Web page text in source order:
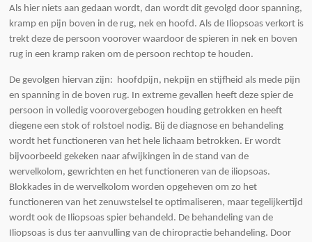
Als hier niets aan gedaan wordt, dan wordt dit gevolgd door spanning,
kramp en pijn boven in de rug, nek en hoofd. Als de Iliopsoas verkort is
trekt deze de persoon voorover waardoor de spieren in nek en boven
rug in een kramp raken om de persoon rechtop te houden.
De gevolgen hiervan zijn: hoofdpijn, nekpijn en stijfheid als mede pijn
en spanning in de boven rug. In extreme gevallen heeft deze spier de
persoon in volledig voorovergebogen houding getrokken en heeft
diegene een stok of rolstoel nodig. Bij de diagnose en behandeling
wordt het functioneren van het hele lichaam betrokken. Er wordt
bijvoorbeeld gekeken naar afwijkingen in de stand van de
wervelkolom, gewrichten en het functioneren van de iliopsoas.
Blokkades in de wervelkolom worden opgeheven om zo het
functioneren van het zenuwstelsel te optimaliseren, maar tegelijkertijd
wordt ook de Iliopsoas spier behandeld. De behandeling van de
Iliopsoas is dus ter aanvulling van de chiropractie behandeling. Door